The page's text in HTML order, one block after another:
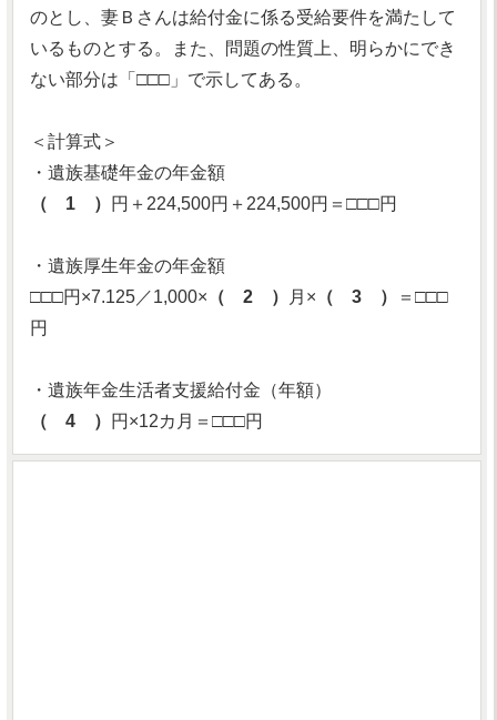
のとし、妻Ｂさんは給付金に係る受給要件を満たして
いるものとする。また、問題の性質上、明らかにでき
ない部分は「□□□」で示してある。
＜計算式＞
・遺族基礎年金の年金額
（ 1 ）
円＋224,500円＋224,500円＝□□□円
・遺族厚生年金の年金額
□□□円×7.125／1,000× （ 2 ） 月× （ 3 ）
＝□□□
円
・遺族年金生活者支援給付金（年額）
（ 4 ）
円×12カ月＝□□□円